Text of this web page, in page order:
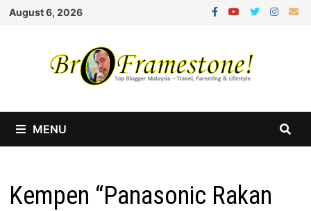
Skip
August 6, 2026
MENU
Kempen “Panasonic Rakan